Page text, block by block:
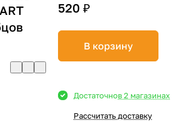
520 ₽
В корзину
Достаточнов 2 магазинах
Рассчитать доставку